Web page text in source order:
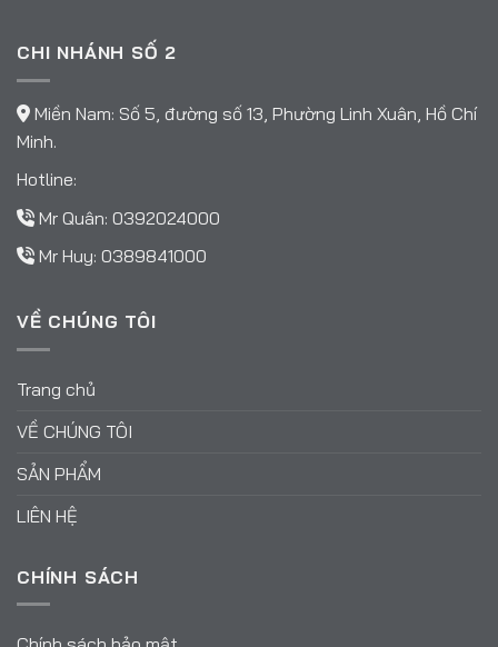
CHI NHÁNH SỐ 2
Miền Nam: Số 5, đường số 13, Phường Linh Xuân, Hồ Chí
Minh.
Hotline:
Mr Quân: 0392024000
Mr Huy: 0389841000
VỀ CHÚNG TÔI
Trang chủ
VỀ CHÚNG TÔI
SẢN PHẨM
LIÊN HỆ
CHÍNH SÁCH